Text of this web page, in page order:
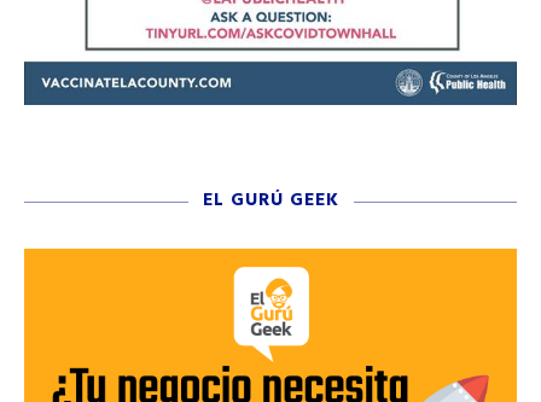
EL GURÚ GEEK